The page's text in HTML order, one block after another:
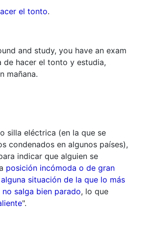
el tonto.
and study, you have an exam
hacer el tonto y estudia,
mañana.
silla eléctrica (en la que se
condenados en algunos países),
indicar que alguien se
posición incómoda o de gran
situación de la que lo más
salga bien parado, lo que
".